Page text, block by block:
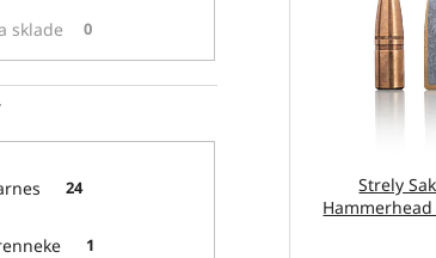
sklade 0
24
1
Strely
Hammerhead